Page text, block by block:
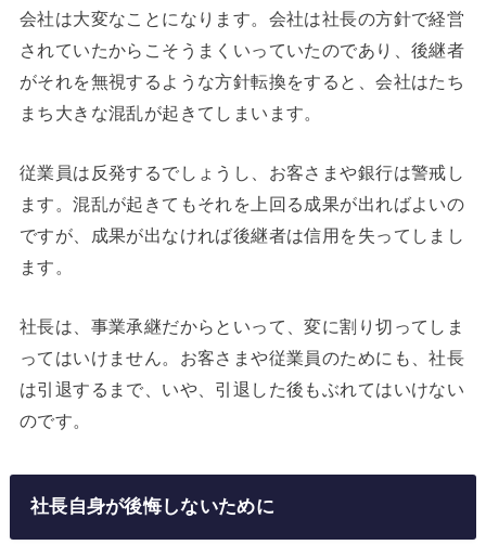
会社は大変なことになります。会社は社長の方針で経営
されていたからこそうまくいっていたのであり、後継者
がそれを無視するような方針転換をすると、会社はたち
まち大きな混乱が起きてしまいます。
従業員は反発するでしょうし、お客さまや銀行は警戒し
ます。混乱が起きてもそれを上回る成果が出ればよいの
ですが、成果が出なければ後継者は信用を失ってしまし
ます。
社長は、事業承継だからといって、変に割り切ってしま
ってはいけません。お客さまや従業員のためにも、社長
は引退するまで、いや、引退した後もぶれてはいけない
のです。
社長自身が後悔しないために